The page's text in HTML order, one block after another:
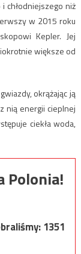
chłodniejszego niż
w 2015 roku
Kepler. Jej
większe od
okrążając ją
nią energii cieplnej
ciekła woda,
Polonia!
1351